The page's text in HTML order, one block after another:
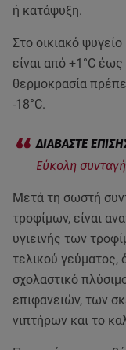
ή κατάψυξη.
Στο οικιακό
είναι από +1°C
θερμοκρασία
-18°C.
Εύκολη
Μετά τη σωστή
τροφίμων, είναι
υγιεινής των
τελικού γεύματος,
σχολαστικό
επιφανειών, των
νιπτήρων και το